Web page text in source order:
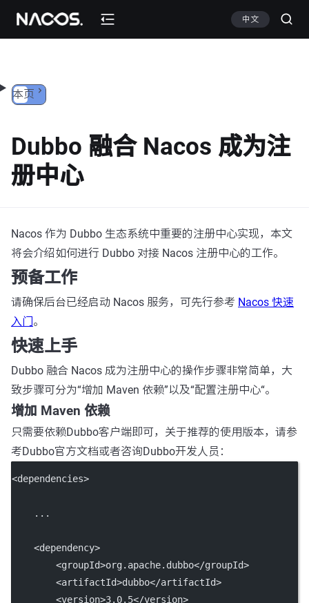
跳转到内容 中文
本页
Dubbo 融合 Nacos 成为注
册中心
Nacos 作为 Dubbo 生态系统中重要的注册中心实现，本文
将会介绍如何进行 Dubbo 对接 Nacos 注册中心的工作。
预备工作
请确保后台已经启动 Nacos 服务，可先行参考 Nacos 快速
入门。
快速上手
Dubbo 融合 Nacos 成为注册中心的操作步骤非常简单，大
致步骤可分为“增加 Maven 依赖”以及“配置注册中心“。
增加 Maven 依赖
只需要依赖Dubbo客户端即可，关于推荐的使用版本，请参
考Dubbo官方文档或者咨询Dubbo开发人员：
<dependencies>
    ...
    <
dependency>
        <
groupId>org.apache.dubbo</groupId>
        <
artifactId>dubbo</artifactId>
        <
version>3.0.5</version>